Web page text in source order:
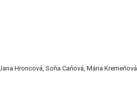
Hroncová, Soňa Caňová, Mária Kremeňová